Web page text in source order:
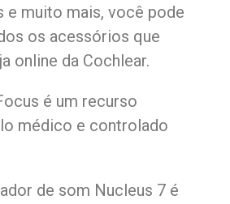
e muito mais, você pode
os acessórios que
online da Cochlear.
é um recurso
médico e controlado
de som Nucleus 7 é